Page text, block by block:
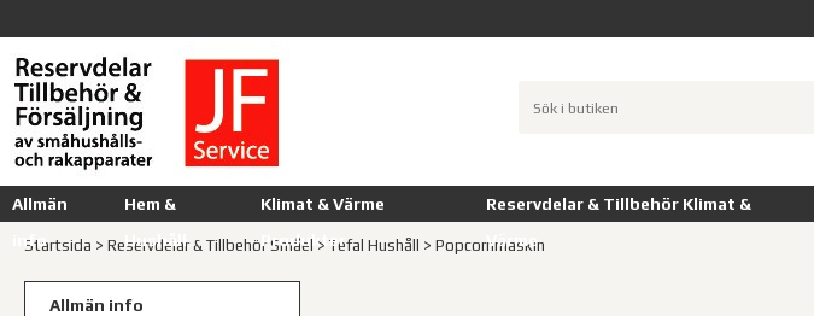
Allmän
info
Hem &
Hushåll
Klimat & Värme
Produkter
Reservdelar & Tillbehör Klimat &
Värme
Startsida > Reservdelar & Tillbehör Småel > Tefal Hushåll > Popcornmaskin
Allmän info